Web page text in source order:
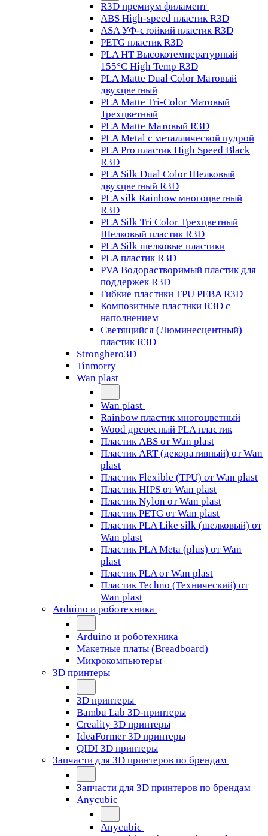
R3D премиум филамент
ABS High-speed пластик R3D
ASA УФ-стойкий пластик R3D
PETG пластик R3D
PLA HT Высокотемпературный
155°C High Temp R3D
PLA Matte Dual Color Матовый
двухцветный
PLA Matte Tri-Color Матовый
Трехцветный
PLA Matte Матовый R3D
PLA Metal с металлической пудрой
PLA Pro пластик High Speed Black
R3D
PLA Silk Dual Color Шелковый
двухцветный R3D
PLA silk Rainbow многоцветный
R3D
PLA Silk Tri Color Трехцветный
Шелковый пластик R3D
PLA Silk шелковые пластики
PLA пластик R3D
PVA Водорастворимый пластик для
поддержек R3D
Гибкие пластики TPU PEBA R3D
Композитные пластики R3D с
наполнением
Светящийся (Люминесцентный)
пластик R3D
Stronghero3D
Tinmorry
Wan plast
Wan plast
Rainbow пластик многоцветный
Wood древесный PLA пластик
Пластик ABS от Wan plast
Пластик ART (декоративный) от Wan
plast
Пластик Flexible (TPU) от Wan plast
Пластик HIPS от Wan plast
Пластик Nylon от Wan plast
Пластик PETG от Wan plast
Пластик PLA Like silk (шелковый) от
Wan plast
Пластик PLA Meta (plus) от Wan
plast
Пластик PLA от Wan plast
Пластик Techno (Технический) от
Wan plast
Arduino и роботехника
Arduino и роботехника
Макетные платы (Breadboard)
Микрокомпьютеры
3D принтеры
3D принтеры
Bambu Lab 3D-принтеры
Creality 3D принтеры
IdeaFormer 3D принтеры
QIDI 3D принтеры
Запчасти для 3D принтеров по брендам
Запчасти для 3D принтеров по брендам
Anycubic
Anycubic